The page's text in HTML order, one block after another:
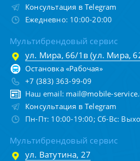
Консультация в Telegram
Ежедневно: 10:00-20:00
Мультибрендовый сервис
ул. Мира, 66/1в (ул. Мира,
Остановка «Рабочая»
+7 (383) 363-99-09
Наш email: mail@mobile-
Консультация в Telegram
Пн-Пт: 10:00-19:00; Сб-Вс:
Мультибрендовый сервис
ул. Ватутина, 27